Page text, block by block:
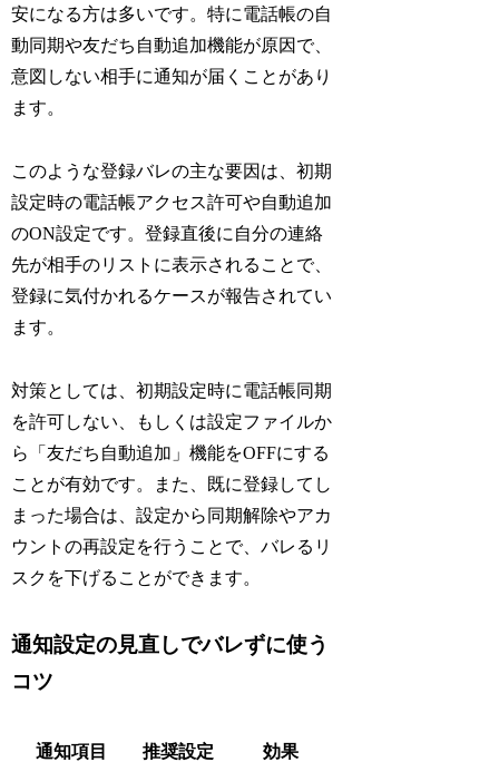
安になる方は多いです。特に電話帳の自
動同期や友だち自動追加機能が原因で、
意図しない相手に通知が届くことがあり
ます。
このような登録バレの主な要因は、初期
設定時の電話帳アクセス許可や自動追加
のON設定です。登録直後に自分の連絡
先が相手のリストに表示されることで、
登録に気付かれるケースが報告されてい
ます。
対策としては、初期設定時に電話帳同期
を許可しない、もしくは設定ファイルか
ら「友だち自動追加」機能をOFFにする
ことが有効です。また、既に登録してし
まった場合は、設定から同期解除やアカ
ウントの再設定を行うことで、バレるリ
スクを下げることができます。
通知設定の見直しでバレずに使う
コツ
通知項目 推奨設定
効果